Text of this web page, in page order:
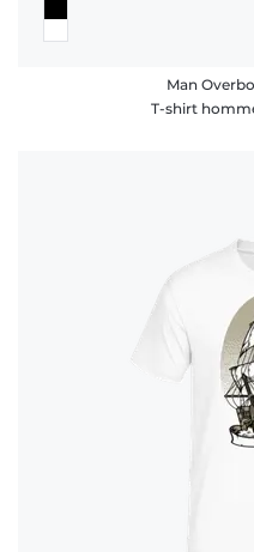
Man
T-shirt